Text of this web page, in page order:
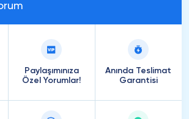
Paylaşımınıza
Özel Yorumlar!
Anında Teslimat
Garantisi